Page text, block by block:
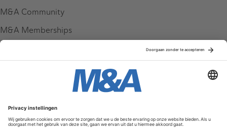
M&A Community
M&A Memberships
Service & Contact
Contact